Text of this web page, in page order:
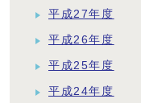
平成27年度
平成26年度
平成25年度
平成24年度